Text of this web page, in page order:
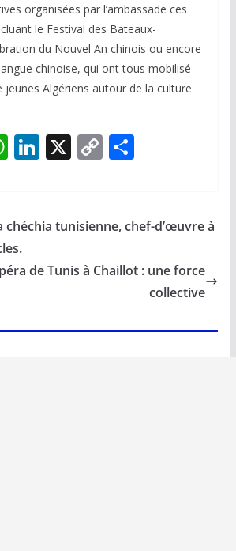
organisées par l’ambassade ces
le Festival des Bateaux-
du Nouvel An chinois ou encore
chinoise, qui ont tous mobilisé
jeunes Algériens autour de la culture
W
s
A
p
Li
e
n
X C
y
n
P
g
chéchia tunisienne, chef-d’œuvre à
de Tunis à Chaillot : une force
collective